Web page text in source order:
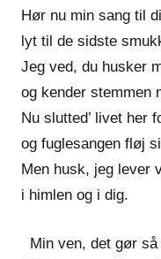
Hør nu min sang til
lyt til de sidste
Jeg ved, du husker
og kender stemmen
Nu slutted’ livet her
og fuglesangen fløj
Men husk, jeg lever
i himlen og i dig.
Min ven, det gør